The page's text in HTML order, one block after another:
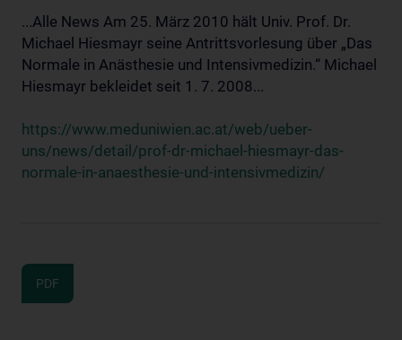
...Alle News Am 25. März 2010 hält Univ. Prof. Dr.
Michael Hiesmayr seine Antrittsvorlesung über „Das
Normale in Anästhesie und Intensivmedizin.“ Michael
Hiesmayr bekleidet seit 1. 7. 2008...
https://www.meduniwien.ac.at/web/ueber-
uns/news/detail/prof-dr-michael-hiesmayr-das-
normale-in-anaesthesie-und-intensivmedizin/
PDF